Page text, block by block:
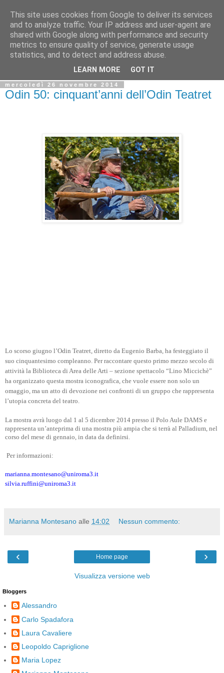
Biblio@rti in
Il Blog della Biblioteca di Area delle arti per condividere
informazioni iniziative incontri
mercoledì 26 novembre 2014
Odin 50: cinquant’anni dell’Odin Teatret
Lo scorso giugno l’Odin Teatret, diretto da Eugenio Barba, ha festeggiato il
suo cinquantesimo compleanno. Per raccontare questo primo mezzo secolo di
attività la Biblioteca di Area delle Arti – sezione spettacolo “Lino Miccichè”
ha organizzato questa mostra iconografica, che vuole essere non solo un
omaggio, ma un atto di devozione nei confronti di un gruppo che rappresenta
l’utopia concreta del teatro.
La mostra avrà luogo dal 1 al 5 dicembre 2014 presso il Polo Aule DAMS e
rappresenta un’anteprima di una mostra più ampia che si terrà al Palladium, nel
corso del mese di gennaio, in data da definirsi.
Per informazioni:
marianna.montesano@uniroma3.it
silvia.ruffini@uniroma3.it
Marianna Montesano alle 14:02 Nessun commento:
‹ ›
Home page
Visualizza versione web
Bloggers
Alessandro
Carlo Spadafora
Laura Cavaliere
Leopoldo Capriglione
Maria Lopez
This site uses cookies from Google to deliver its services
and to analyze traffic. Your IP address and user-agent are
shared with Google along with performance and security
metrics to ensure quality of service, generate usage
statistics, and to detect and address abuse.
LEARN MORE GOT IT